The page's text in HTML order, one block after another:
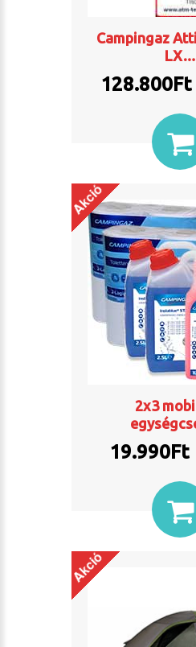
Campingaz
LX…
128.800Ft
Akció
2x3
19.990Ft
Akció